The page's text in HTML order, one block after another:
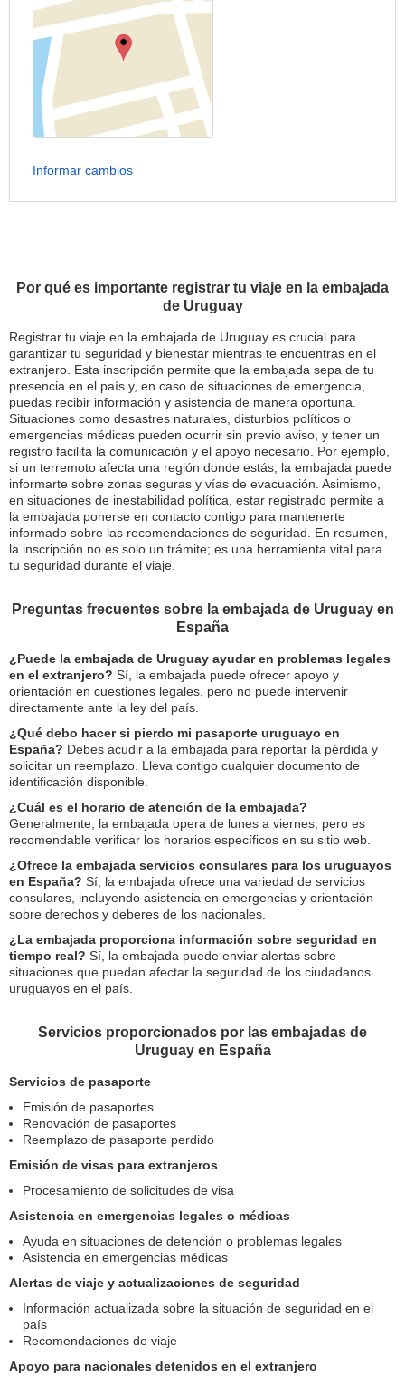
Por qué es importante registrar tu viaje en la embajada
de Uruguay
Registrar tu viaje en la embajada de Uruguay es crucial para
garantizar tu seguridad y bienestar mientras te encuentras en el
extranjero. Esta inscripción permite que la embajada sepa de tu
presencia en el país y, en caso de situaciones de emergencia,
puedas recibir información y asistencia de manera oportuna.
Situaciones como desastres naturales, disturbios políticos o
emergencias médicas pueden ocurrir sin previo aviso, y tener un
registro facilita la comunicación y el apoyo necesario. Por ejemplo,
si un terremoto afecta una región donde estás, la embajada puede
informarte sobre zonas seguras y vías de evacuación. Asimismo,
en situaciones de inestabilidad política, estar registrado permite a
la embajada ponerse en contacto contigo para mantenerte
informado sobre las recomendaciones de seguridad. En resumen,
la inscripción no es solo un trámite; es una herramienta vital para
tu seguridad durante el viaje.
Preguntas frecuentes sobre la embajada de Uruguay en
España
¿Puede la embajada de Uruguay ayudar en problemas legales
en el extranjero? Sí, la embajada puede ofrecer apoyo y
orientación en cuestiones legales, pero no puede intervenir
directamente ante la ley del país.
¿Qué debo hacer si pierdo mi pasaporte uruguayo en
España? Debes acudir a la embajada para reportar la pérdida y
solicitar un reemplazo. Lleva contigo cualquier documento de
identificación disponible.
¿Cuál es el horario de atención de la embajada?
Generalmente, la embajada opera de lunes a viernes, pero es
recomendable verificar los horarios específicos en su sitio web.
¿Ofrece la embajada servicios consulares para los uruguayos
en España? Sí, la embajada ofrece una variedad de servicios
consulares, incluyendo asistencia en emergencias y orientación
sobre derechos y deberes de los nacionales.
¿La embajada proporciona información sobre seguridad en
tiempo real? Sí, la embajada puede enviar alertas sobre
situaciones que puedan afectar la seguridad de los ciudadanos
uruguayos en el país.
Servicios proporcionados por las embajadas de
Uruguay en España
Servicios de pasaporte
Emisión de pasaportes
Renovación de pasaportes
Reemplazo de pasaporte perdido
Emisión de visas para extranjeros
Procesamiento de solicitudes de visa
Asistencia en emergencias legales o médicas
Ayuda en situaciones de detención o problemas legales
Asistencia en emergencias médicas
Alertas de viaje y actualizaciones de seguridad
Información actualizada sobre la situación de seguridad en el
país
Recomendaciones de viaje
Apoyo para nacionales detenidos en el extranjero
Informar cambios